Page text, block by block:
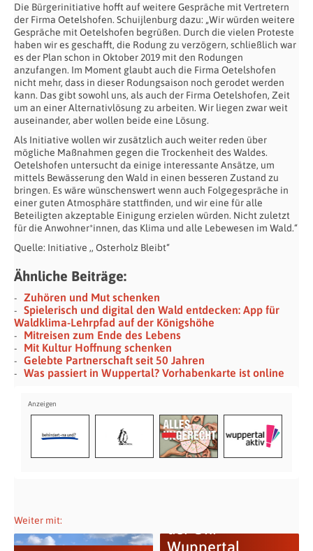
Die Bürgerinitiative hofft auf weitere Gespräche mit Vertretern
der Firma Oetelshofen. Schuijlenburg dazu: „Wir würden weitere
Gespräche mit Oetelshofen begrüßen. Durch die vielen Proteste
haben wir es geschafft, die Rodung zu verzögern, schließlich war
es der Plan schon in Oktober 2019 mit den Rodungen
anzufangen. Im Moment glaubt auch die Firma Oetelshofen
nicht mehr, dass in dieser Rodungsaison noch gerodet werden
kann. Das gibt sowohl uns, als auch der Firma Oetelshofen, Zeit
um an einer Alternativlösung zu arbeiten. Wir liegen zwar weit
auseinander, aber wollen beide eine Lösung.
Als Initiative wollen wir zusätzlich auch weiter reden über
mögliche Maßnahmen gegen die Trockenheit des Waldes.
Oetelshofen untersucht da einige interessante Ansätze, um
mittels Bewässerung den Wald in einen besseren Zustand zu
bringen. Es wäre wünschenswert wenn auch Folgegespräche in
einer guten Atmosphäre stattfinden, und wir eine für alle
Beteiligten akzeptable Einigung erzielen würden. Nicht zuletzt
für die Anwohner*innen, das Klima und alle Lebewesen im Wald.“
Quelle: Initiative ,, Osterholz Bleibt“
Ähnliche Beiträge:
Zuhören und Mut schenken
Spielerisch und digital den Wald entdecken: App für
Waldklima-Lehrpfad auf der Königshöhe
Mitreisen zum Ende des Lebens
Mit Kultur Hoffnung schenken
Gelebte Partnerschaft seit 50 Jahren
Was passiert in Wuppertal? Vorhabenkarte ist online
Weiter mit:
Wuppertal